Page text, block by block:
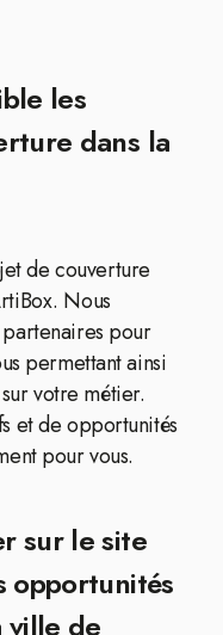
les
dans la
de couverture
Nous
pour
permettant ainsi
votre métier.
et de opportunités
pour vous.
sur le site
opportunités
ville de